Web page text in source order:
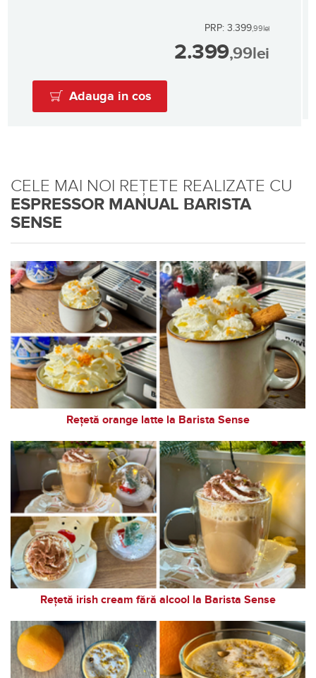
PRP: 3.399,99lei
2.399,99lei
Adauga in cos
CELE MAI NOI REȚETE REALIZATE CU
ESPRESSOR MANUAL BARISTA
SENSE
Rețetă orange latte la Barista Sense
Rețetă irish cream fără alcool la Barista Sense